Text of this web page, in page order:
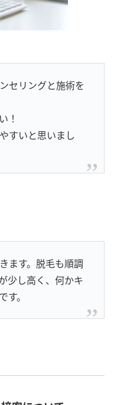
セリングと施術を
！
すいと思いまし
ます。脱毛も順調
少し高く、何かキ
。